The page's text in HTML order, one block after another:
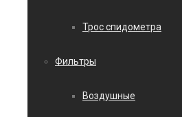
Трос спидометра
Фильтры
Воздушные